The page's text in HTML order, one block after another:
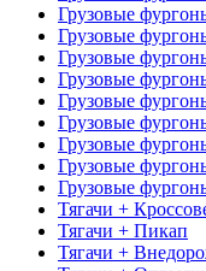
Грузовые
Грузовые
Грузовые
Грузовые
Грузовые
Грузовые
Грузовые
Грузовые
Грузовые
Тягачи +
Тягачи + Пикап
Тягачи +